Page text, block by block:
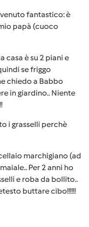
fantastico: è
papà (cuoco
casa è su 2 piani e
se friggo
chiedo a Babbo
in giardino.. Niente
i grasselli perchè
marchigiano (ad
Per 2 anni ho
e roba da bollito..
buttare cibo!!!!!!